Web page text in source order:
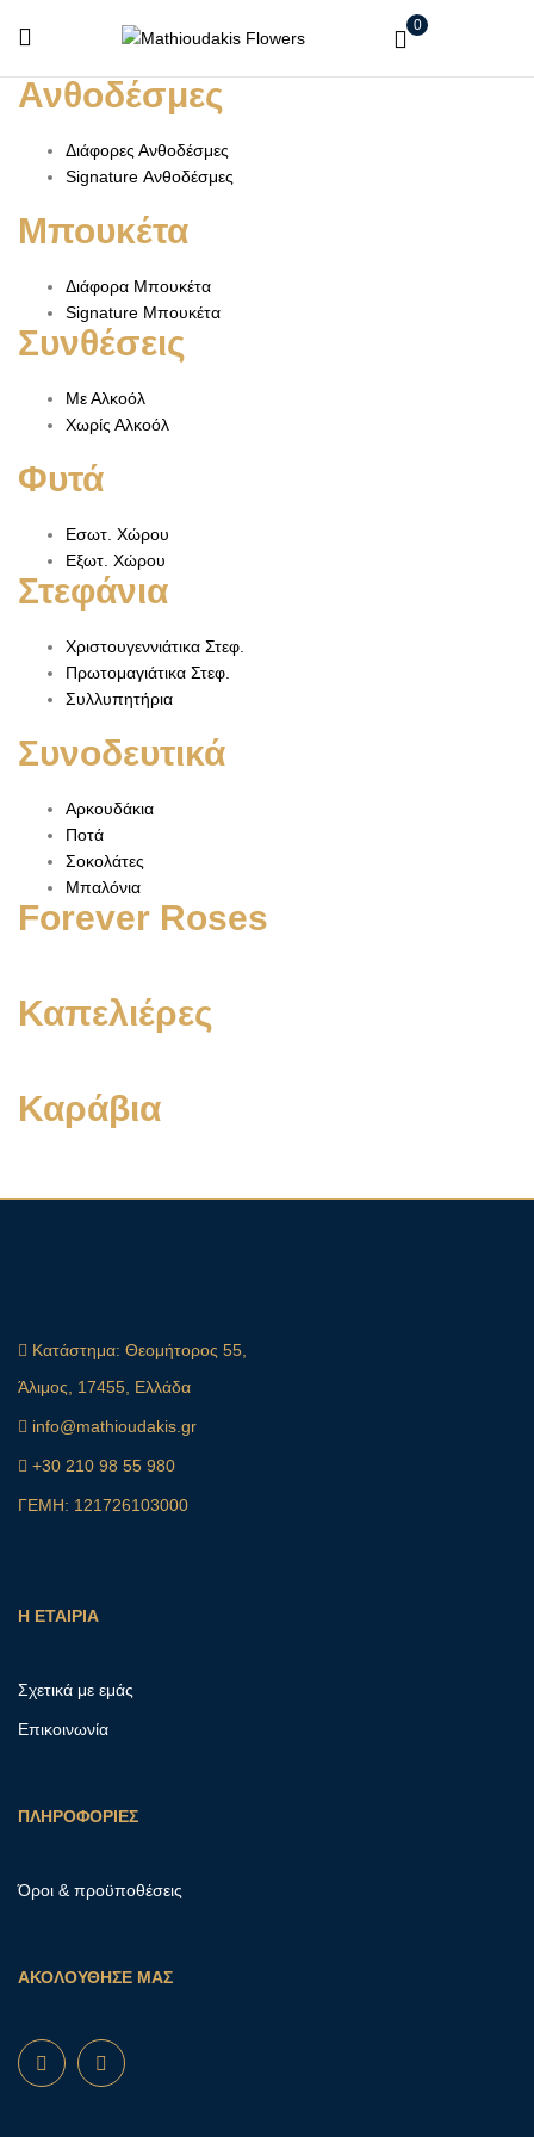
0
Ανθοδέσμες
Διάφορες Ανθοδέσμες
Signature Ανθοδέσμες
Μπουκέτα
Διάφορα Μπουκέτα
Signature Μπουκέτα
Συνθέσεις
Με Αλκοόλ
Χωρίς Αλκοόλ
Φυτά
Εσωτ. Χώρου
Εξωτ. Χώρου
Στεφάνια
Χριστουγεννιάτικα Στεφ.
Πρωτομαγιάτικα Στεφ.
Συλλυπητήρια
Συνοδευτικά
Αρκουδάκια
Ποτά
Σοκολάτες
Μπαλόνια
Forever Roses
Καπελιέρες
Καράβια
Κατάστημα: Θεομήτορος 55,
Άλιμος, 17455, Ελλάδα
info@mathioudakis.gr
+30 210 98 55 980
ΓΕΜΗ: 121726103000
Η ΕΤΑΙΡΙΑ
Σχετικά με εμάς
Επικοινωνία
ΠΛΗΡΟΦΟΡΙΕΣ
Όροι & προϋποθέσεις
ΑΚΟΛΟΥΘΗΣΕ ΜΑΣ